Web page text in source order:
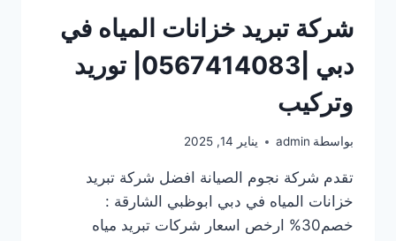
شركة تبريد خزانات المياه في
دبي |0567414083| توريد
وتركيب
بواسطة admin يناير 14, 2025
تقدم شركة نجوم الصيانة افضل شركة تبريد
خزانات المياه في دبي ابوظبي الشارقة :
خصم30% ارخص اسعار شركات تبريد مياه